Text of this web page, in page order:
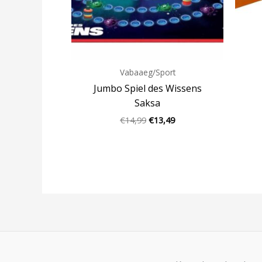
Vabaaeg/Sport
Jumbo Spiel des Wissens
Saksa
€14,99 €13,49